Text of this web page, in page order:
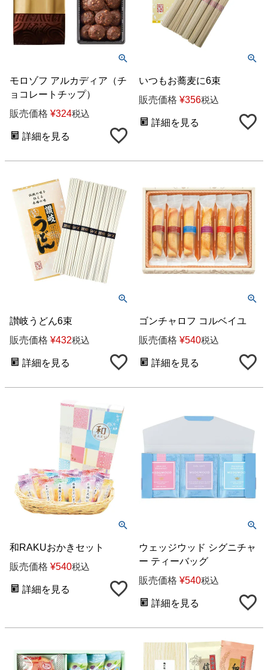
モロゾフ アルカディア（チ
ョコレートチップ）
販売価格 ¥324税込
詳細を見る
いつもお蕎麦に6束
販売価格 ¥356税込
詳細を見る
讃岐うどん6束
販売価格 ¥432税込
詳細を見る
ゴンチャロフ コルベイユ
販売価格 ¥540税込
詳細を見る
和RAKUおかきセット
販売価格 ¥540税込
詳細を見る
ウェッジウッド シグニチャ
ー ティーバッグ
販売価格 ¥540税込
詳細を見る